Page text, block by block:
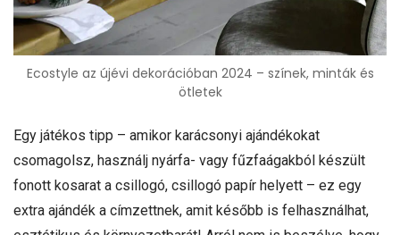
Ecostyle az újévi dekorációban 2024 – színek, minták és
ötletek
Egy játékos tipp – amikor karácsonyi ajándékokat
csomagolsz, használj nyárfa- vagy fűzfaágakból készült
fonott kosarat a csillogó, csillogó papír helyett – ez egy
extra ajándék a címzettnek, amit később is felhasználhat,